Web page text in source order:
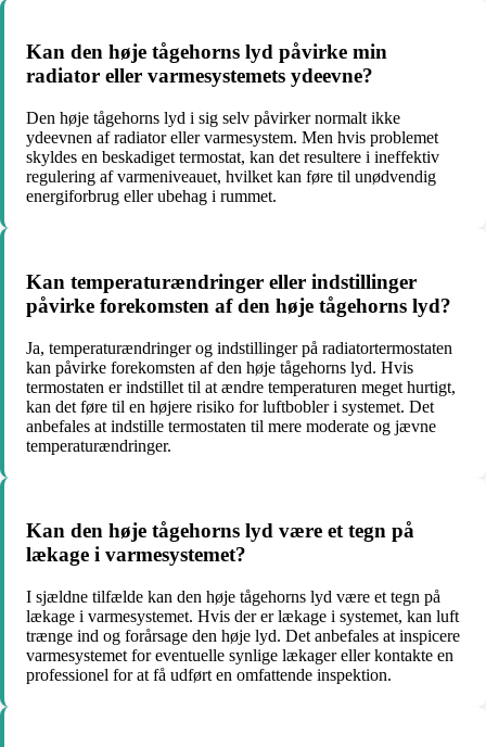
Kan den høje tågehorns lyd påvirke min
radiator eller varmesystemets ydeevne?
Den høje tågehorns lyd i sig selv påvirker normalt ikke
ydeevnen af radiator eller varmesystem. Men hvis problemet
skyldes en beskadiget termostat, kan det resultere i ineffektiv
regulering af varmeniveauet, hvilket kan føre til unødvendig
energiforbrug eller ubehag i rummet.
Kan temperaturændringer eller indstillinger
påvirke forekomsten af den høje tågehorns lyd?
Ja, temperaturændringer og indstillinger på radiatortermostaten
kan påvirke forekomsten af den høje tågehorns lyd. Hvis
termostaten er indstillet til at ændre temperaturen meget hurtigt,
kan det føre til en højere risiko for luftbobler i systemet. Det
anbefales at indstille termostaten til mere moderate og jævne
temperaturændringer.
Kan den høje tågehorns lyd være et tegn på
lækage i varmesystemet?
I sjældne tilfælde kan den høje tågehorns lyd være et tegn på
lækage i varmesystemet. Hvis der er lækage i systemet, kan luft
trænge ind og forårsage den høje lyd. Det anbefales at inspicere
varmesystemet for eventuelle synlige lækager eller kontakte en
professionel for at få udført en omfattende inspektion.